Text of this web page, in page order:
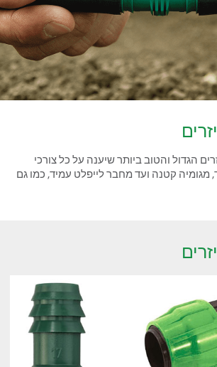
הגדול והטוב ביותר שיענה על כל צורכי
קטנה ועד מחבר לייפלט עמיד, כמו גם